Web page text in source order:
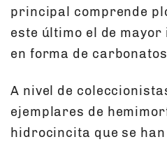
principal comprende
este último el de
en forma de
A nivel de
ejemplares de
hidrocincita que se